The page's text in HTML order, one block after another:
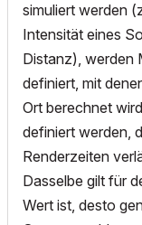
simuliert werden
Intensität eines
Distanz), werden
definiert, mit
Ort berechnet
definiert werden,
Renderzeiten
Dasselbe gilt für
Wert ist, desto